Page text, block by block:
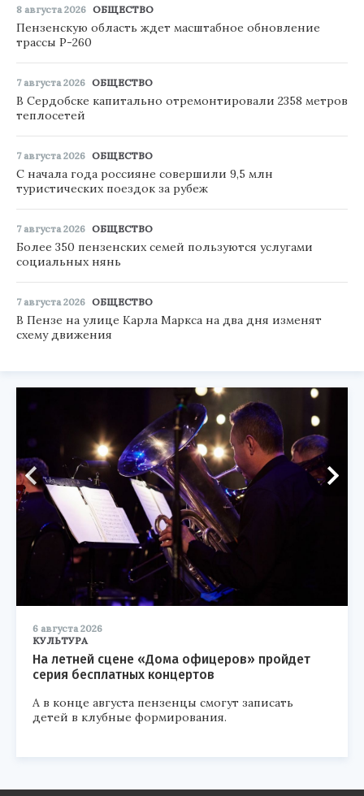
8 августа 2026 ОБЩЕСТВО
Пензенскую область ждет масштабное обновление
трассы Р-260
7 августа 2026 ОБЩЕСТВО
В Сердобске капитально отремонтировали 2358 метров
теплосетей
7 августа 2026 ОБЩЕСТВО
С начала года россияне совершили 9,5 млн
туристических поездок за рубеж
7 августа 2026 ОБЩЕСТВО
Более 350 пензенских семей пользуются услугами
социальных нянь
7 августа 2026 ОБЩЕСТВО
В Пензе на улице Карла Маркса на два дня изменят
схему движения
6 августа 2026
КУЛЬТУРА
На летней сцене «Дома офицеров» пройдет
серия бесплатных концертов
А в конце августа пензенцы смогут записать
детей в клубные формирования.